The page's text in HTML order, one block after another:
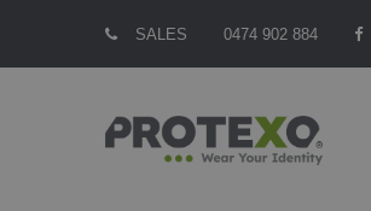
SALES 0474 902 884